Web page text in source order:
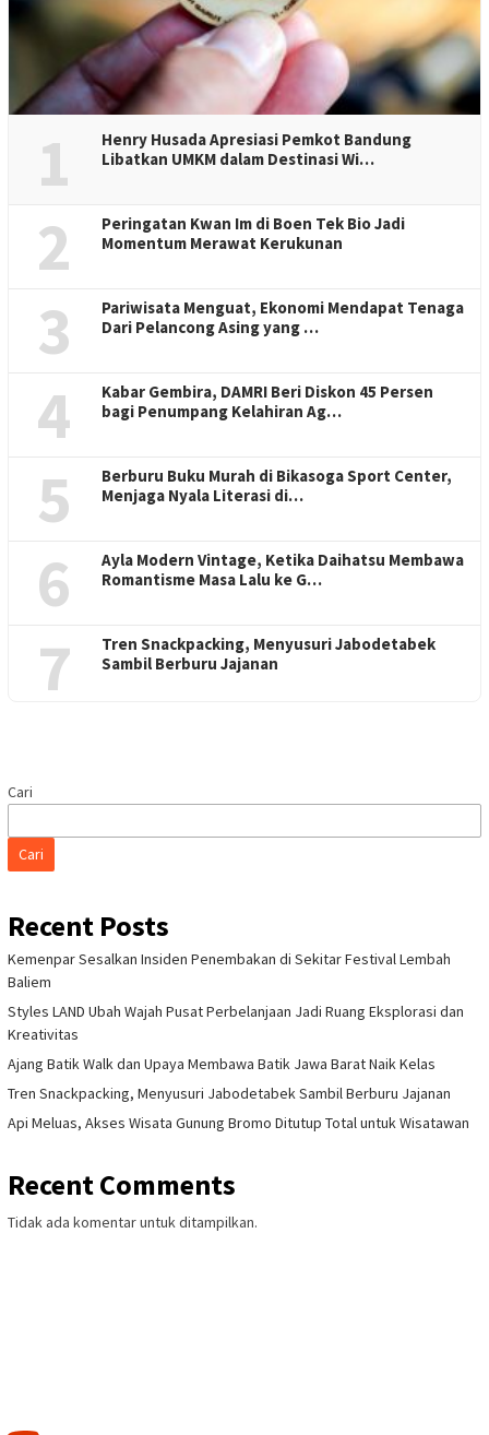
1
Henry Husada Apresiasi Pemkot Bandung
Libatkan UMKM dalam Destinasi Wi…
2
Peringatan Kwan Im di Boen Tek Bio Jadi
Momentum Merawat Kerukunan
3
Pariwisata Menguat, Ekonomi Mendapat Tenaga
Dari Pelancong Asing yang …
4
Kabar Gembira, DAMRI Beri Diskon 45 Persen
bagi Penumpang Kelahiran Ag…
5
Berburu Buku Murah di Bikasoga Sport Center,
Menjaga Nyala Literasi di…
6
Ayla Modern Vintage, Ketika Daihatsu Membawa
Romantisme Masa Lalu ke G…
7
Tren Snackpacking, Menyusuri Jabodetabek
Sambil Berburu Jajanan
Cari
Cari
Recent Posts
Kemenpar Sesalkan Insiden Penembakan di Sekitar Festival Lembah
Baliem
Styles LAND Ubah Wajah Pusat Perbelanjaan Jadi Ruang Eksplorasi dan
Kreativitas
Ajang Batik Walk dan Upaya Membawa Batik Jawa Barat Naik Kelas
Tren Snackpacking, Menyusuri Jabodetabek Sambil Berburu Jajanan
Api Meluas, Akses Wisata Gunung Bromo Ditutup Total untuk Wisatawan
Recent Comments
Tidak ada komentar untuk ditampilkan.